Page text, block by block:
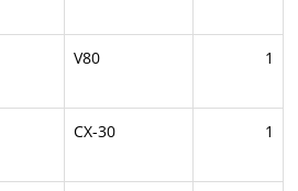
V80 1
CX-30 1